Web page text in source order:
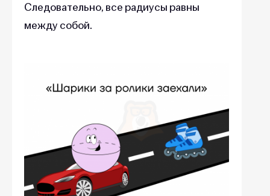
Следовательно, все радиусы равны
между собой.